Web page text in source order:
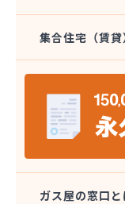
株式会社シャ
株式会社スギモ
株式会社スズキ
株式会社セイ
株式会社タジマ
株式会社トーエ
株式会社トー
株式会社ながや
株式会社ニシヤ
集合住宅（賃
ガス屋の窓口と